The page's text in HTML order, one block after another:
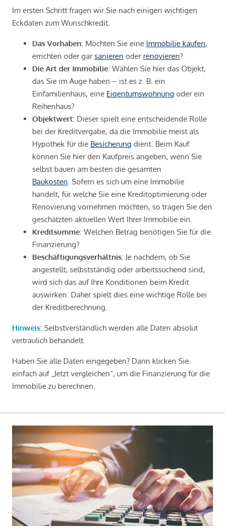
Im ersten Schritt fragen wir Sie nach einigen wichtigen
Eckdaten zum Wunschkredit.
Das Vorhaben: Möchten Sie eine Immobilie kaufen,
errichten oder garsanieren oder renovieren?
Die Art der Immobilie: Wählen Sie hier das Objekt,
das Sie im Auge haben – ist es z. B. ein
Einfamilienhaus, eine Eigentumswohnung oder ein
Reihenhaus?
Objektwert: Dieser spielt eine entscheidende Rolle
bei der Kreditvergabe, da die Immobilie meist als
Hypothek für die Besicherung dient. Beim Kauf
können Sie hier den Kaufpreis angeben, wenn Sie
selbst bauen am besten die gesamten
Baukosten . Sofern es sich um eine Immobilie
handelt, für welche Sie eine Kreditoptimierung oder
Renovierung vornehmen möchten, so tragen Sie den
geschätzten aktuellen Wert Ihrer Immobilie ein.
Kreditsumme: Welchen Betrag benötigen Sie für die
Finanzierung?
Beschäftigungsverhältnis: Je nachdem, ob Sie
angestellt, selbstständig oder arbeitssuchend sind,
wird sich das auf Ihre Konditionen beim Kredit
auswirken. Daher spielt dies eine wichtige Rolle bei
der Kreditberechnung.
Hinweis: Selbstverständlich werden alle Daten absolut
vertraulich behandelt.
Haben Sie alle Daten eingegeben? Dann klicken Sie
einfach auf „Jetzt vergleichen“, um die Finanzierung für die
Immobilie zu berechnen.